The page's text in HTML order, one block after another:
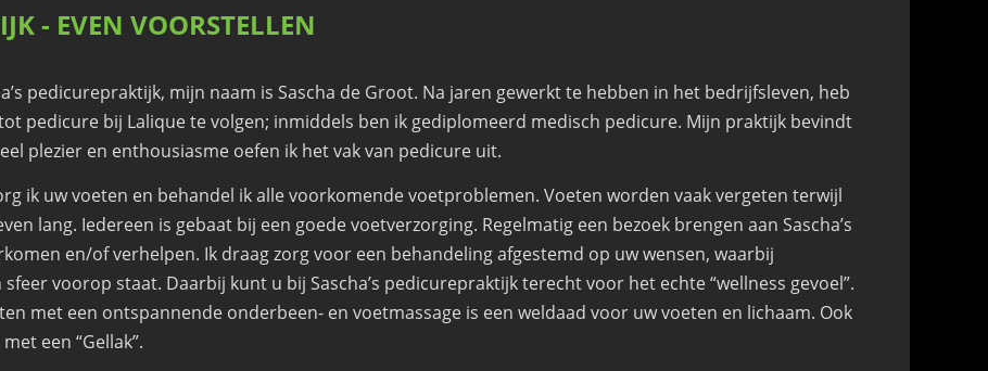
- EVEN VOORSTELLEN
pedicurepraktijk, mijn naam is Sascha de Groot. Na jaren gewerkt te hebben in het bedrijfsleven, heb
pedicure bij Laliquete volgen; inmiddels ben ik gediplomeerd medisch pedicure. Mijn praktijk bevindt
plezier en enthousiasme oefen ik het vak van pedicure uit.
ik uw voeten en behandel ik alle voorkomende voetproblemen. Voeten worden vaak vergeten terwijl
lang. Iedereen is gebaat bij een goede voetverzorging. Regelmatig een bezoek brengen aan Sascha’s
en/of verhelpen. Ik draag zorg voor een behandeling afgestemd op uw wensen, waarbij
voorop staat. Daarbij kunt u bij Sascha’s pedicurepraktijk terecht voor het echte “wellness gevoel”.
met een ontspannende onderbeen- en voetmassage is een weldaad voor uw voeten en lichaam. Ook
een “Gellak”.